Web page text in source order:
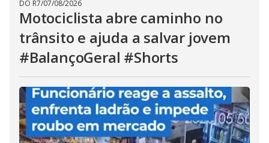
DO R7/07/08/2026
Motociclista abre caminho no
trânsito e ajuda a salvar jovem
#BalançoGeral #Shorts